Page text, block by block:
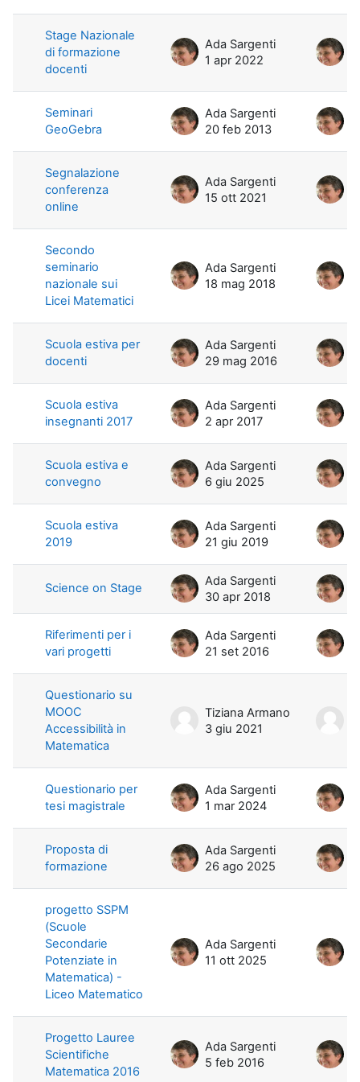
Stage Nazionale
di formazione
docenti
Ada Sargenti
1 apr 2022
Seminari
GeoGebra
Ada Sargenti
20 feb 2013
Segnalazione
conferenza
online
Ada Sargenti
15 ott 2021
Secondo
seminario
nazionale sui
Licei Matematici
Ada Sargenti
18 mag 2018
Scuola estiva per
docenti
Ada Sargenti
29 mag 2016
Scuola estiva
insegnanti 2017
Ada Sargenti
2 apr 2017
Scuola estiva e
convegno
Ada Sargenti
6 giu 2025
Scuola estiva
2019
Ada Sargenti
21 giu 2019
Science on Stage
Ada Sargenti
30 apr 2018
Riferimenti per i
vari progetti
Ada Sargenti
21 set 2016
Questionario su
MOOC
Accessibilità in
Matematica
Tiziana Armano
3 giu 2021
Questionario per
tesi magistrale
Ada Sargenti
1 mar 2024
Proposta di
formazione
Ada Sargenti
26 ago 2025
progetto SSPM
(Scuole
Secondarie
Potenziate in
Matematica) -
Liceo Matematico
Ada Sargenti
11 ott 2025
Progetto Lauree
Scientifiche
Matematica 2016
Ada Sargenti
5 feb 2016